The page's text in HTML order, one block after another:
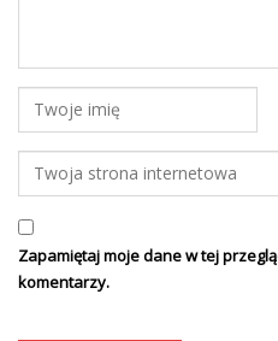
Zapamiętaj moje dane w tej
komentarzy.